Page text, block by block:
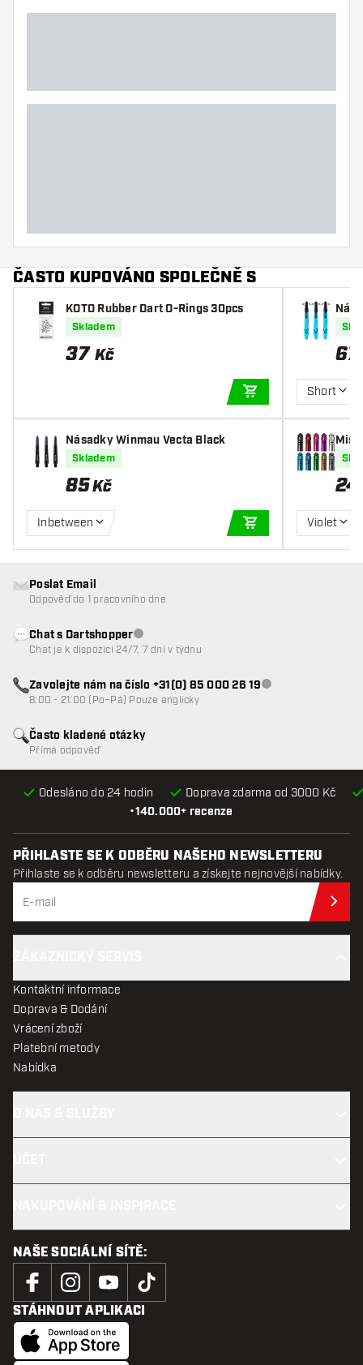
ČASTO KUPOVÁNO SPOLEČNĚ S
KOTO Rubber Dart O-Rings 30pcs
Skladem
37 Kč
PŘIDAT DO KOŠÍKU
Násadky Winmau Vecta Black
Skladem
85Kč
Inbetween
PŘIDAT DO KOŠÍKU
Blue
67
Short
24
Violet
•140.000+ recenze
Odesláno do 24 hodin Doprava zdarma od 3000 Kč
Často kladené otázky
Přímá odpověď
Poslat Email
Odpověď do 1 pracovního dne
Chat s DartshopperZákaznický servis nedostupný
Chat je k dispozici 24/7, 7 dní v týdnu
Zavolejte nám na číslo +31(0) 85 000 26 19Zákaznický servis
8:00 - 21:00 (Po–Pá) Pouze anglicky
PŘIHLASTE SE K ODBĚRU NAŠEHO NEWSLETTERU
Přihlaste se k odběru newsletteru a získejte nejnovější nabídky.
Kontaktní informace
Doprava & Dodání
Vrácení zboží
Platební metody
Nabídka
NAŠE SOCIÁLNÍ SÍTĚ:
STÁHNOUT APLIKACI